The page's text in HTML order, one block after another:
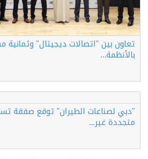
تعاون بين "اتصالات ديجيتال" وثمانية
بالأنظمة...
"دبي لصناعات الطيران" توقع صفقة
متجددة غير...